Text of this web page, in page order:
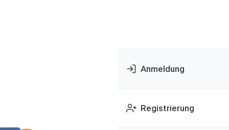
Anmeldung
Registrierung